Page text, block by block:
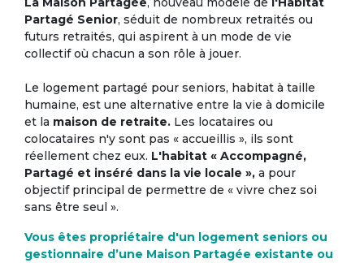
Partagé Senior, séduit de nombreux retraités ou
futurs retraités, qui aspirent à un mode de vie
collectif où chacun a son rôle à jouer.
Le logement partagé pour seniors, habitat à taille
humaine, est une alternative entre la vie à domicile
et la maison de retraite. Les locataires ou
colocataires n'y sont pas « accueillis », ils sont
réellement chez eux. L'habitat « Accompagné,
Partagé et inséré dans la vie locale », a pour
objectif principal de permettre de « vivre chez soi
sans être seul ».
Vous êtes propriétaire d'un logement seniors ou
gestionnaire d’une Maison Partagée existante ou